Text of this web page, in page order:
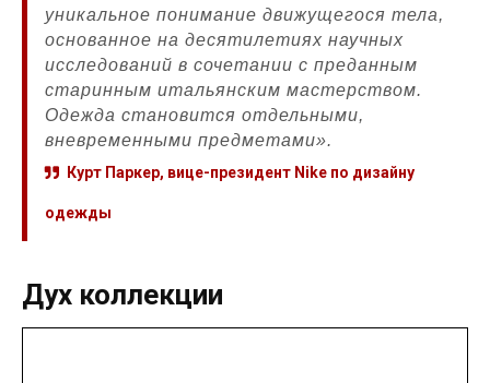
уникальное понимание движущегося тела,
основанное на десятилетиях научных
исследований в сочетании с преданным
старинным итальянским мастерством.
Одежда становится отдельными,
вневременными предметами».
Курт Паркер, вице-президент Nike по дизайну
одежды
Дух коллекции